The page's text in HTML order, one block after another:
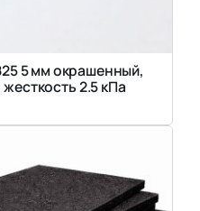
5 мм окрашенный,
2.5 кПа